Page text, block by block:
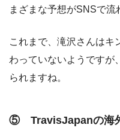
まざまな予想がSNSで流
これまで、滝沢さんはキ
わっていないようですが
られますね。
⑤ TravisJapanの海